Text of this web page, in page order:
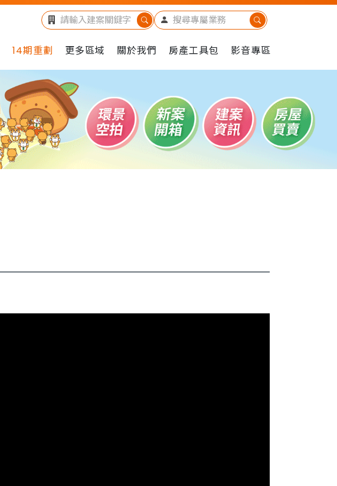
14期重劃 更多區域 關於我們 房產工具包 影音專區